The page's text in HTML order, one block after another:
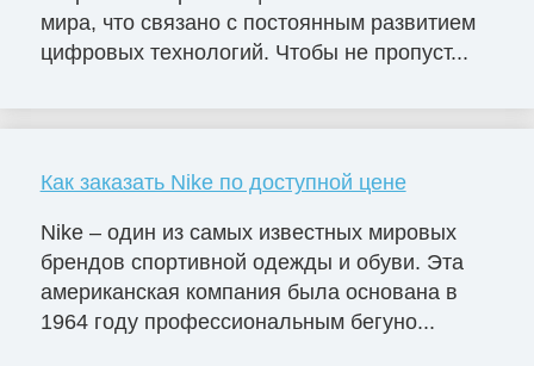
мира, что связано с постоянным развитием
цифровых технологий. Чтобы не пропуст...
Как заказать Nike по доступной цене
Nike – один из самых известных мировых
брендов спортивной одежды и обуви. Эта
американская компания была основана в
1964 году профессиональным бегуно...